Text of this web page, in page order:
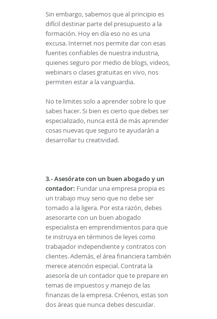
Sin embargo, sabemos que al principio es
difícil destinar parte del presupuesto a la
formación. Hoy en día eso no es una
excusa. Internet nos permite dar con esas
fuentes confiables de nuestra industria,
quienes seguro por medio de blogs, videos,
webinars o clases gratuitas en vivo, nos
permiten estar a la vanguardia.
No te limites solo a aprender sobre lo que
sabes hacer. Si bien es cierto que debes ser
especializado, nunca está de más aprender
cosas nuevas que seguro te ayudarán a
desarrollar tu creatividad.
3.- Asesórate con un buen abogado y un
contador: Fundar una empresa propia es
un trabajo muy serio que no debe ser
tomado a la ligera. Por esta razón, debes
asesorarte con un buen abogado
especialista en emprendimientos para que
te instruya en términos de leyes como
trabajador independiente y contratos con
clientes. Además, el área financiera también
merece atención especial. Contrata la
asesoría de un contador que te prepare en
temas de impuestos y manejo de las
finanzas de la empresa. Créenos, estas son
dos áreas que nunca debes descuidar.